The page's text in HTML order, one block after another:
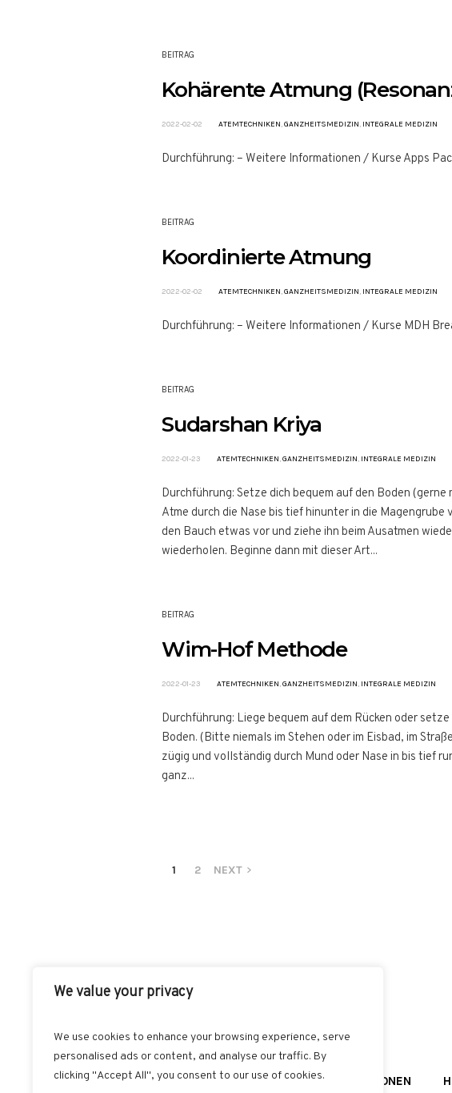
We value your privacy
We use cookies to enhance your browsing experience, serve
personalised ads or content, and analyse our traffic. By
clicking "Accept All", you consent to our use of cookies.
BEITRAG
Kohärente Atmung
2022-02-02 ATEMTECHNIKEN,GANZHEITSMEDIZIN, INTEGRALE MEDIZIN
Durchführung: – Weitere Informationen / Kurse Apps
BEITRAG
Koordinierte Atmung
2022-02-02 ATEMTECHNIKEN,GANZHEITSMEDIZIN, INTEGRALE MEDIZIN
Durchführung: – Weitere Informationen / Kurse MDH
BEITRAG
Sudarshan Kriya
2022-01-23 ATEMTECHNIKEN,GANZHEITSMEDIZIN, INTEGRALE MEDIZIN
Durchführung: Setze dich bequem auf den Boden (gerne
Atme durch die Nase bis tief hinunter in die
den Bauch etwas vor und ziehe ihn beim Ausatmen
wiederholen. Beginne dann mit dieser Art...
BEITRAG
Wim-Hof Methode
2022-01-23 ATEMTECHNIKEN,GANZHEITSMEDIZIN, INTEGRALE MEDIZIN
Durchführung: Liege bequem auf dem Rücken oder
Boden. (Bitte niemals im Stehen oder im Eisbad, im
zügig und vollständig durch Mund oder Nase in bis tief
ganz...
1 2 NEXT
AKUT INDIKATIONEN